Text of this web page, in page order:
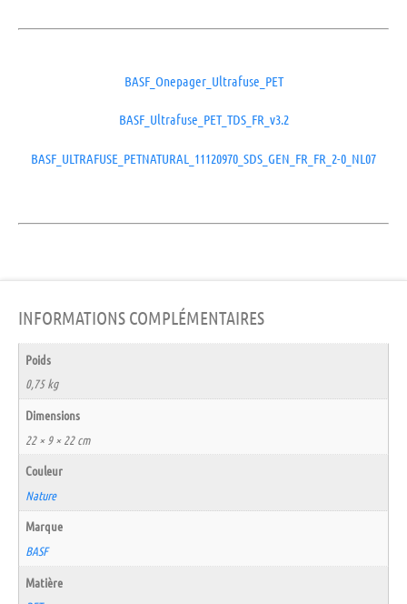
BASF_Onepager_Ultrafuse_PET
BASF_Ultrafuse_PET_TDS_FR_v3.2
BASF_ULTRAFUSE_PETNATURAL_11120970_SDS_GEN_FR_FR_2-0_NL07
INFORMATIONS COMPLÉMENTAIRES
Poids
0,75 kg
Dimensions
22 × 9 × 22 cm
Couleur
Nature
Marque
BASF
Matière